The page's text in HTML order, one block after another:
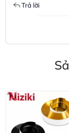
Trả lời